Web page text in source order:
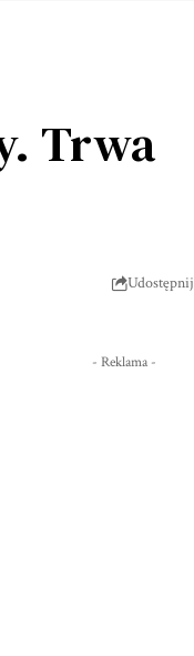
Trwa
Udostępnij
- Reklama -